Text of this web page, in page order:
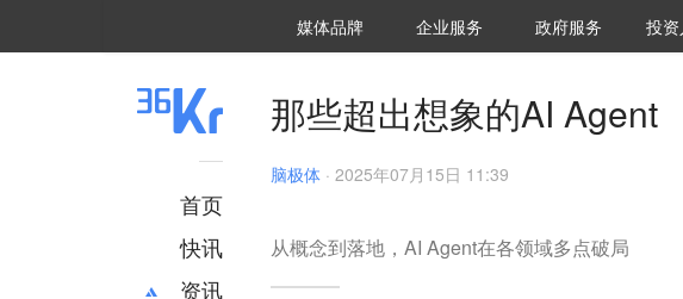
媒体品牌 36Kr研究院
企业服务 城市之窗
政府服务 VClub
投资机
投
首页
快讯
资讯
那些超出想象的AI Agent
脑极体 · 2025年07月15日 11:39
从概念到落地，AI Agent在各领域多点破局